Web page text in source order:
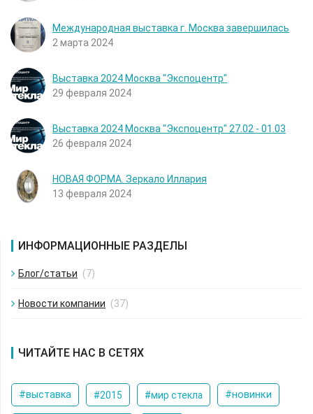
Международная выставка г. Москва завершилась
2 марта 2024
Выставка 2024 Москва "Экспоцентр"
29 февраля 2024
Выставка 2024 Москва "Экспоцентр" 27.02 - 01.03
26 февраля 2024
НОВАЯ ФОРМА. Зеркало Иллария
13 февраля 2024
ИНФОРМАЦИОННЫЕ РАЗДЕЛЫ
Блог/статьи (7)
Новости компании (37)
ЧИТАЙТЕ НАС В СЕТЯХ
#выставка #2015 #мир стекла #новинки